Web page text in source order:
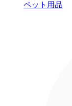
ペット用品